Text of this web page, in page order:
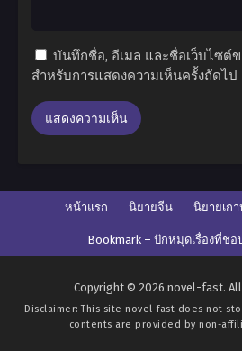
บันทึกชื่อ, อีเมล และชื่อเว็บไซต์
สำหรับการแสดงความเห็นครั้งถัดไป
หน้าแรก นิยายจีน นิยายเก
Bookmark – ปักหมุดเรื่องที่ชอ
Copyright © 2026 novel-fast.
Disclaimer: This site novel-fast does not
contents are provided by non-